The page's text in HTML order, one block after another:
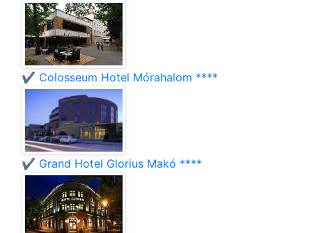
✔️ Colosseum Hotel Mórahalom ****
✔️ Grand Hotel Glorius Makó ****